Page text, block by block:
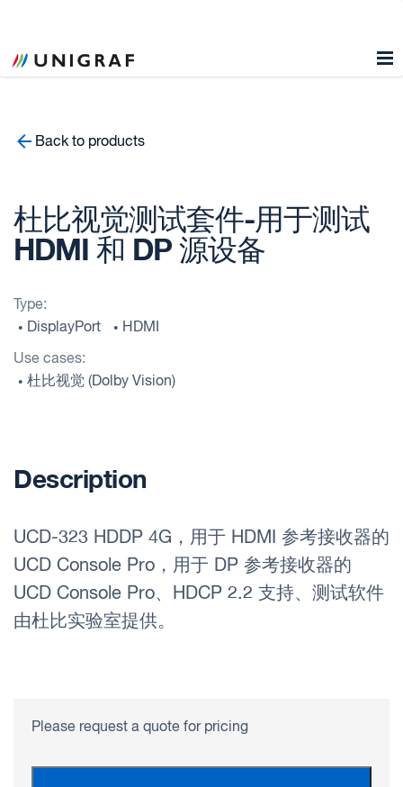
Back to products
杜比视觉测试套件-用于测试
HDMI 和 DP 源设备
Type:
• DisplayPort • HDMI
Use cases:
• 杜比视觉 (Dolby Vision)
Description
UCD-323 HDDP 4G，用于 HDMI 参考接收器的
UCD Console Pro，用于 DP 参考接收器的
UCD Console Pro、HDCP 2.2 支持、测试软件
由杜比实验室提供。
Please request a quote for pricing